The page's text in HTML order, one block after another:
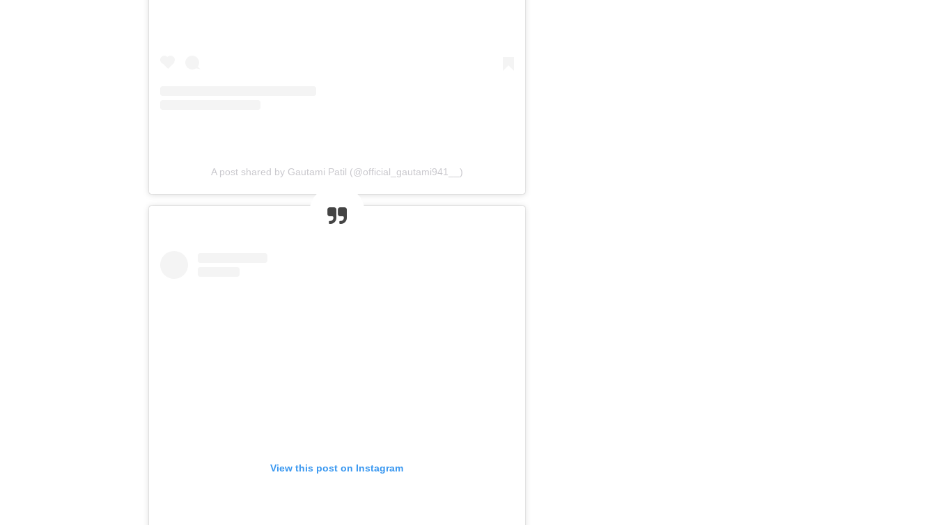
A post shared by Gautami Patil (@official_gautami941__)
View this post on Instagram